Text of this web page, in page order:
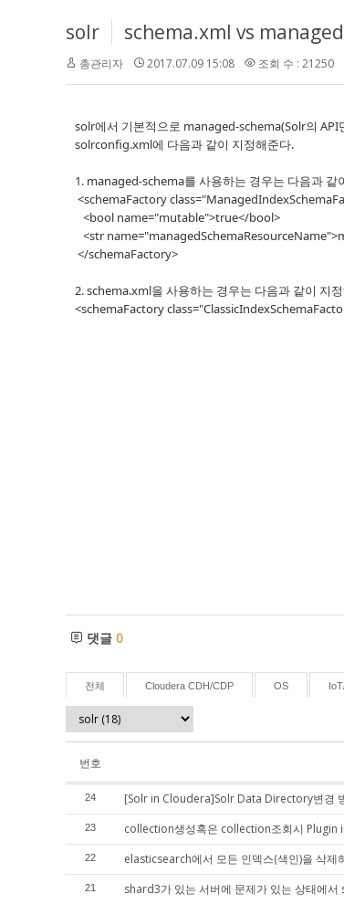
solr schema.xml vs
총관리자 2017.07.09 15:08 조회 수 : 21250
solr에서 기본적으로 managed-schema(Solr의
solrconfig.xml에 다음과 같이 지정해준다.
1. managed-schema를 사용하는 경우는 다음과 같
<schemaFactory
<bool name="mutable">true</bool>
<str
</schemaFactory>
2. schema.xml을 사용하는 경우는 다음과 같이 지
<schemaFactory
댓글 0
전체 Cloudera CDH/CDP OS
번호
24 [Solr in Cloudera]Solr Data Directory변경
23 collection생성혹은 collection조회시
22 elasticsearch에서 모든 인덱스(색인)을 삭제
21 shard3가 있는 서버에 문제가 있는 상태에